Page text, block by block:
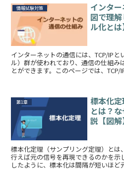
情報試験対策
インタ
図で理
ル化とは
インターネットの通信には、TCP/IP
ル）群が使われており、通信の仕組み
とができます。このページでは、
第1章
標本化定
とは？
説【図解
標本化定理（サンプリング定理）とは
行えば元の信号を再現できるのかを示
したように、標本化は間隔が短いほ